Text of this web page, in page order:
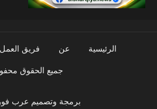
الرئيسية عن فريق العمل
جميع الحقوق
برمجة وتصميم عرب